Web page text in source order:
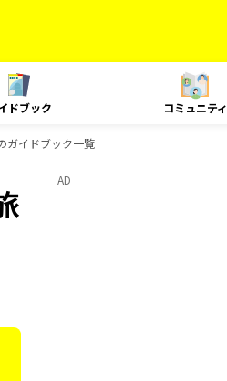
ドブック コミュニティ
ガイドブック一覧
AD